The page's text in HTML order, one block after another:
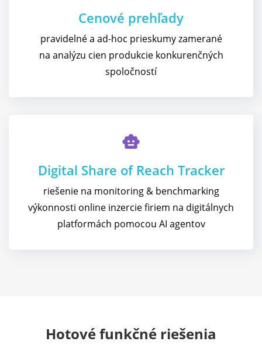
Cenové prehľady
pravidelné a ad-hoc prieskumy zamerané
na analýzu cien produkcie konkurenčných
spoločností
smart_toy
Digital Share of Reach Tracker
riešenie na monitoring & benchmarking
výkonnosti online inzercie firiem na digitálnych
platformách pomocou AI agentov
Hotové funkčné riešenia